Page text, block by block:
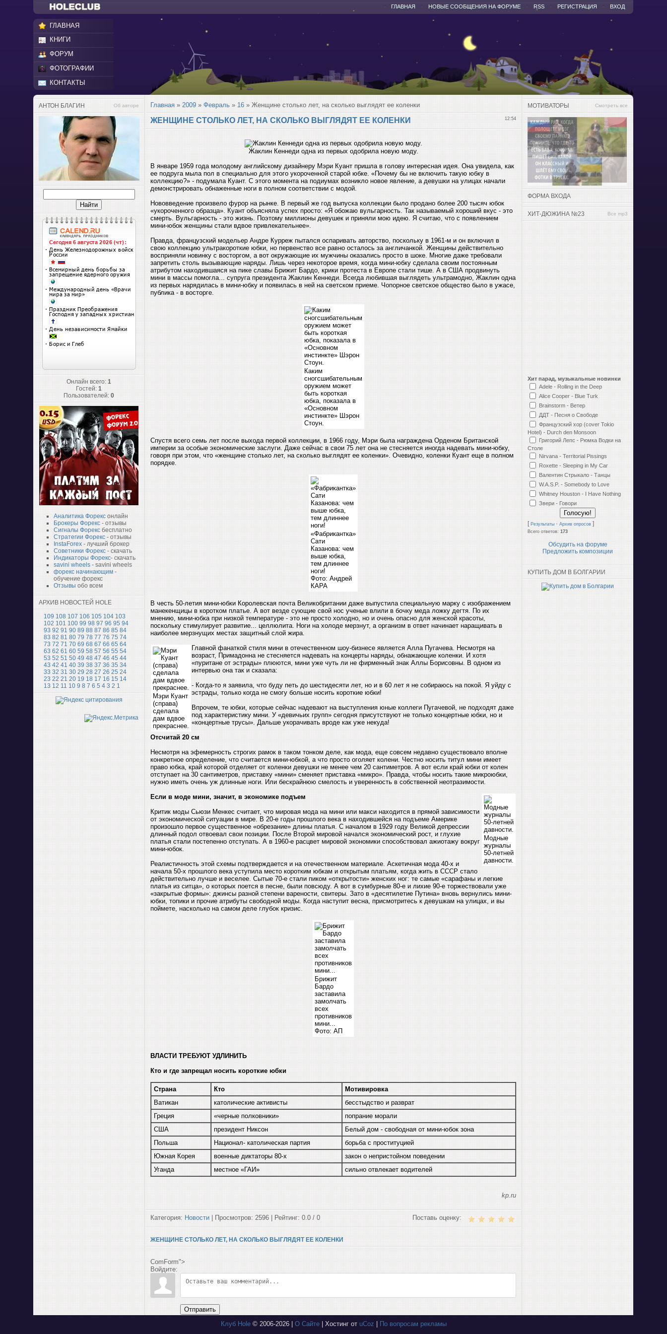
ВХОД
РЕГИСТРАЦИЯ
RSS
НОВЫЕ СООБЩЕНИЯ НА ФОРУМЕ
ГЛАВНАЯ
ГЛАВНАЯ
КНИГИ
ФОРУМ
ФОТОГРАФИИ
КОНТАКТЫ
АНТОН БЛАГИН Об авторе
Онлайн всего:1
Гостей:1
Пользователей:0
Аналитика Форекс онлайн
Брокеры Форекс - отзывы
Сигналы Форекс бесплатно
Стратегии Форекс - отзывы
InstaForex - лучший брокер
Советники Форекс - скачать
Индикаторы Форекс- скачать
savini wheels - savini wheels
форекс начинающим -
обучение форекс
Отзывы обо всем
АРХИВ НОВОСТЕЙ HOLE
109 108 107 106 105 104 103
102 101 100 99 98 97 96 95 94
93 92 91 90 89 88 87 86 85 84
83 82 81 80 79 78 77 76 75 74
73 72 71 70 69 68 67 66 65 64
63 62 61 60 59 58 57 56 55 54
53 52 51 50 49 48 47 46 45 44
43 42 41 40 39 38 37 36 35 34
33 32 31 30 29 28 27 26 25 24
23 22 21 20 19 18 17 16 15 14
13 12 11 10 9 8 7 6 5 4 3 2 1
Главная »2009 » Февраль » 16 » Женщине столько лет, на сколько выглядят ее коленки
12:54
ЖЕНЩИНЕ СТОЛЬКО ЛЕТ, НА СКОЛЬКО ВЫГЛЯДЯТ ЕЕ КОЛЕНКИ
Жаклин Кеннеди одна из первых одобрила новую моду.
В январе 1959 года молодому английскому дизайнеру Мэри Куант пришла в голову интересная идея. Она увидела, как
ее подруга мыла пол в специально для этого укороченной старой юбке. «Почему бы не включить такую юбку в
коллекцию?» - подумала Куант. С этого момента на подиумах возникло новое явление, а девушки на улицах начали
демонстрировать обнаженные ноги в полном соответствии с модой.
Нововведение произвело фурор на рынке. В первый же год выпуска коллекции было продано более 200 тысяч юбок
«укороченного образца». Куант объясняла успех просто: «Я обожаю вульгарность. Так называемый хороший вкус - это
смерть. Вульгарность - это жизнь. Поэтому миллионы девушек и приняли мою идею. Я считаю, что с появлением
мини-юбок женщины стали вдвое привлекательнее».
Правда, французский модельер Андре Курреж пытался оспаривать авторство, поскольку в 1961-м и он включил в
свою коллекцию ультракороткие юбки, но первенство все равно осталось за англичанкой. Женщины действительно
восприняли новинку с восторгом, а вот окружающие их мужчины оказались просто в шоке. Многие даже требовали
запретить столь вызывающие наряды. Лишь через некоторое время, когда мини-юбку сделала своим постоянным
атрибутом находившаяся на пике славы Брижит Бардо, крики протеста в Европе стали тише. А в США продвинуть
мини в массы помогла... супруга президента Жаклин Кеннеди. Всегда любившая выглядеть ультрамодно, Жаклин одна
из первых нарядилась в мини-юбку и появилась в ней на светском приеме. Чопорное светское общество было в ужасе,
публика - в восторге.
Каким
сногсшибательным
оружием может
быть короткая
юбка, показала в
«Основном
инстинкте» Шэрон
Стоун.
Спустя всего семь лет после выхода первой коллекции, в 1966 году, Мэри была награждена Орденом Британской
империи за особые экономические заслуги. Даже сейчас в свои 75 лет она не стесняется иногда надевать мини-юбку,
говоря при этом, что «женщине столько лет, на сколько выглядят ее коленки». Очевидно, коленки Куант еще в полном
порядке.
«Фабрикантка»
Сати
Казанова: чем
выше юбка,
тем длиннее
ноги!
Фото: Андрей
КАРА
В честь 50-летия мини-юбки Королевская почта Великобритании даже выпустила специальную марку с изображением
манекенщицы в коротком платье. А вот везде сующие свой нос ученые влили в бочку меда ложку дегтя. По их
мнению, мини-юбка при низкой температуре - это не просто холодно, но и очень опасно для женской красоты,
поскольку стимулирует развитие... целлюлита. Ноги на холоде мерзнут, а организм в ответ начинает наращивать в
наиболее мерзнущих местах защитный слой жира.
Мэри Куант
(справа)
сделала
дам вдвое
прекраснее.
Главной фанаткой стиля мини в отечественном шоу-бизнесе является Алла Пугачева. Несмотря на
возраст, Примадонна не стесняется надевать на концерты наряды, обнажающие коленки. И хотя
«пуритане от эстрады» плюются, мини уже чуть ли не фирменный знак Аллы Борисовны. В одном из
интервью она так и сказала:
- Когда-то я заявила, что буду петь до шестидесяти лет, но и в 60 лет я не собираюсь на покой. Я уйду с
эстрады, только когда не смогу больше носить короткие юбки!
Впрочем, те юбки, которые сейчас надевают на выступления юные коллеги Пугачевой, не подходят даже
под характеристику мини. У «девичьих групп» сегодня присутствуют не только концертные юбки, но и
«концертные трусы». Дальше укорачивать вроде как уже некуда!
Отсчитай 20 см
Несмотря на эфемерность строгих рамок в таком тонком деле, как мода, еще совсем недавно существовало вполне
конкретное определение, что считается мини-юбкой, а что просто оголяет колени. Честно носить титул мини имеет
право юбка, край которой отделяет от коленки девушки не менее чем 20 сантиметров. А вот если край юбки от колен
отступает на 30 сантиметров, приставку «мини» сменяет приставка «микро». Правда, чтобы носить такие микроюбки,
нужно иметь очень уж длинные ноги. Или бескрайнюю смелость и уверенность в собственной неотразимости.
Модные
журналы
50-летней
давности.
Если в моде мини, значит, в экономике подъем
Критик моды Сьюзи Менкес считает, что мировая мода на мини или макси находится в прямой зависимости
от экономической ситуации в мире. В 20-е годы прошлого века в находившейся на подъеме Америке
произошло первое существенное «обрезание» длины платья. С началом в 1929 году Великой депрессии
длинный подол отвоевал свои позиции. После Второй мировой начался экономический рост, и глухие
платья стали постепенно отступать. А в 1960-е расцвет мировой экономики способствовал ажиотажу вокруг
мини-юбок.
Реалистичность этой схемы подтверждается и на отечественном материале. Аскетичная мода 40-х и
начала 50-х прошлого века уступила место коротким юбкам и открытым платьям, когда жить в СССР стало
действительно лучше и веселее. Сытые 70-е стали пиком «открытости» женских ног: те самые «сарафаны и легкие
платья из ситца», о которых поется в песне, были повсюду. А вот в сумбурные 80-е и лихие 90-е торжествовали уже
«закрытые формы»: джинсы разной степени варености, свитеры. Зато в «десятилетие Путина» вновь вернулись мини-
юбки, топики и прочие атрибуты свободной моды. Когда наступит весна, присмотритесь к девушкам на улицах, и вы
поймете, насколько на самом деле глубок кризис.
Брижит
Бардо
заставила
замолчать
всех
противников
мини...
Фото: АП
ВЛАСТИ ТРЕБУЮТ УДЛИНИТЬ
Кто и где запрещал носить короткие юбки
Страна Кто
Мотивировка
Ватикан
католические активисты
бесстыдство и разврат
Греция
«черные полковники»
попрание морали
США
президент Никсон
Белый дом - свободная от мини-юбок зона
Польша
Национал- католическая партия
борьба с проституцией
Южная Корея
военные диктаторы 80-х
закон о непристойном поведении
Уганда
местное «ГАИ» сильно отвлекает водителей
kp.ru
Поставь оценку:
Категория: Новости | Просмотров: 2596 | Рейтинг: 0.0 / 0
ЖЕНЩИНЕ СТОЛЬКО ЛЕТ, НА СКОЛЬКО ВЫГЛЯДЯТ ЕЕ КОЛЕНКИ
ComForm">
Войдите:
Отправить
МОТИВАТОРЫ Смотреть все
ФОРМА ВХОДА
ХИТ-ДЮЖИНА №23 Все mp3
Хит парад, музыкальные новинки
Adele - Rolling in the Deep
Alice Cooper - Blue Turk
Brainstorm - Ветер
ДДТ - Песня о Свободе
Французский хор (cover Tokio
Hotel) - Durch den Monsoon
Григорий Лепс - Рюмка Водки на
Столе
Nirvana - Territorial Pissings
Roxette - Sleeping in My Car
Валентин Стрыкало - Танцы
W.A.S.P. - Somebody to Love
Whitney Houston - I Have Nothing
Звери - Говори
[Результаты ·Архив опросов ]
Всего ответов:173
Обсудить на форуме
Предложить композиции
КУПИТЬ ДОМ В БОЛГАРИИ
Клуб Hole© 2006-2026 | О Сайте| Хостинг от uCoz По вопросам рекламы